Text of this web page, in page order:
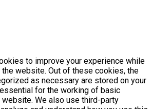
to improve your experience while
the website. Out of these cookies, the
as necessary are stored on your
for the working of basic
We also use third-party